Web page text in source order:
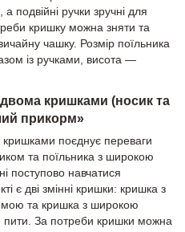
подвійні ручки зручні для
кришку можна зняти та
чашку. Розмір поїльника
із ручками, висота —
кришками (носик та
прикорм»
кришками поєднує переваги
та поїльника з широкою
поступово навчатися
є дві змінні кришки: кришка з
та кришка з широкою
пити. За потреби кришки можна